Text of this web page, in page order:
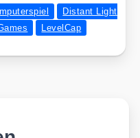
Distant Light
LevelCap